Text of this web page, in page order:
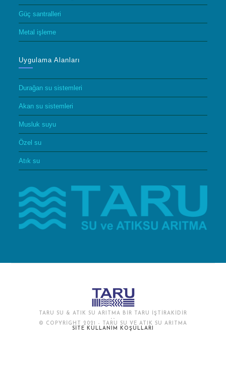
Güç santralleri
Metal işleme
Uygulama Alanları
Durağan su sistemleri
Akan su sistemleri
Musluk suyu
Özel su
Atık su
TARU SU & ATIK SU ARITMA BIR TARU IŞTIRAKIDIR
--
© COPYRIGHT 2021 - TARU SU VE ATIK SU ARITMA
SITE KULLANIM KOŞULLARI